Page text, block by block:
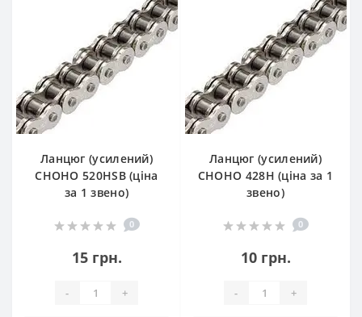
Ланцюг (усилений)
СHOHO 520HSB (ціна
за 1 звено)
0
15 грн.
- +
Ланцюг (усилений)
СHOHO 428H (ціна за 1
звено)
0
10 грн.
- +